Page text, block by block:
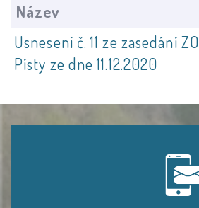
Název
Usnesení č. 11 ze zasedání ZO
Písty ze dne 11.12.2020